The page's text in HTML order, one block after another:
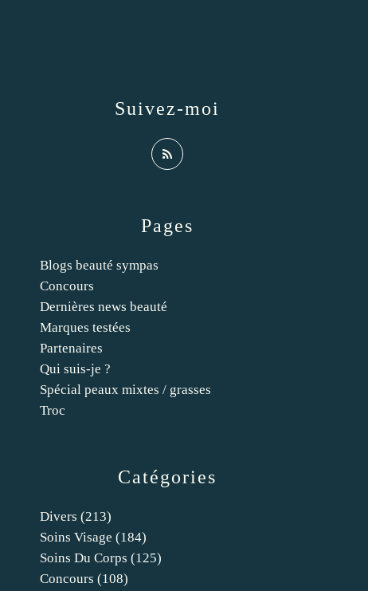
Catégories
Divers (213)
Soins Visage (184)
Soins Du Corps (125)
Concours (108)
Pages
Blogs beauté sympas
Concours
Dernières news beauté
Marques testées
Partenaires
Qui suis-je ?
Spécial peaux mixtes / grasses
Troc
Suivez-moi